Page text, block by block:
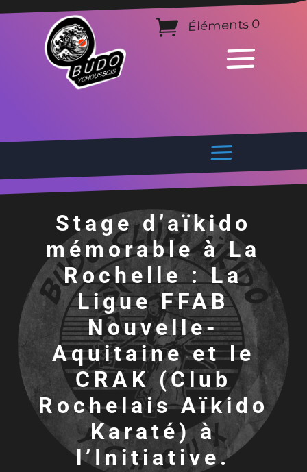
Éléments 0
Stage d’aïkido
mémorable à La
Rochelle : La
Ligue FFAB
Nouvelle-
Aquitaine et le
CRAK (Club
Rochelais Aïkido
Karaté) à
l’Initiative.